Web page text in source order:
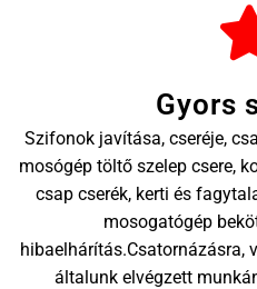
Gyors
Szifonok javítása, cseréje,
mosógép töltő szelep csere,
csap cserék, kerti és
mosogatógép
hibaelhárítás.Csatornázásra,
általunk elvégzett